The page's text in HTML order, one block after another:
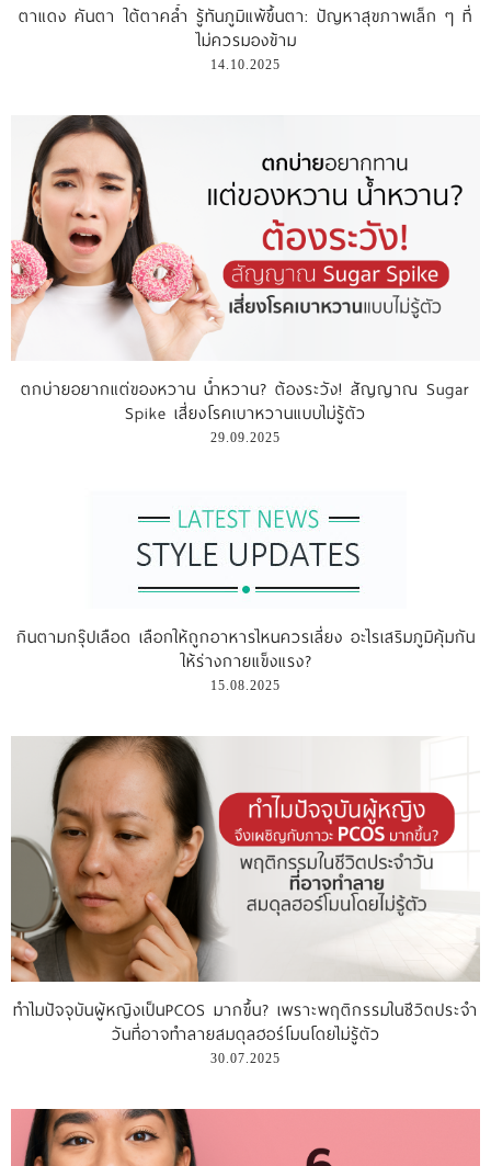
ตาแดง คันตา ใต้ตาคล้ำ รู้ทันภูมิแพ้ขึ้นตา: ปัญหาสุขภาพเล็ก ๆ ที่
ไม่ควรมองข้าม
14.10.2025
ตกบ่ายอยากแต่ของหวาน น้ำหวาน? ต้องระวัง! สัญญาณ Sugar
Spike เสี่ยงโรคเบาหวานแบบไม่รู้ตัว
29.09.2025
กินตามกรุ๊ปเลือด เลือกให้ถูกอาหารไหนควรเลี่ยง อะไรเสริมภูมิคุ้มกัน
ให้ร่างกายแข็งแรง?
15.08.2025
ทำไมปัจจุบันผู้หญิงเป็นPCOS มากขึ้น? เพราะพฤติกรรมในชีวิตประจำ
วันที่อาจทำลายสมดุลฮอร์โมนโดยไม่รู้ตัว
30.07.2025